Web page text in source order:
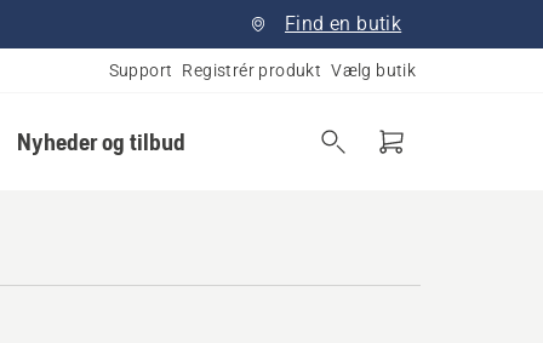
Find en butik
Support Registrér produkt Vælg butik
Nyheder og tilbud